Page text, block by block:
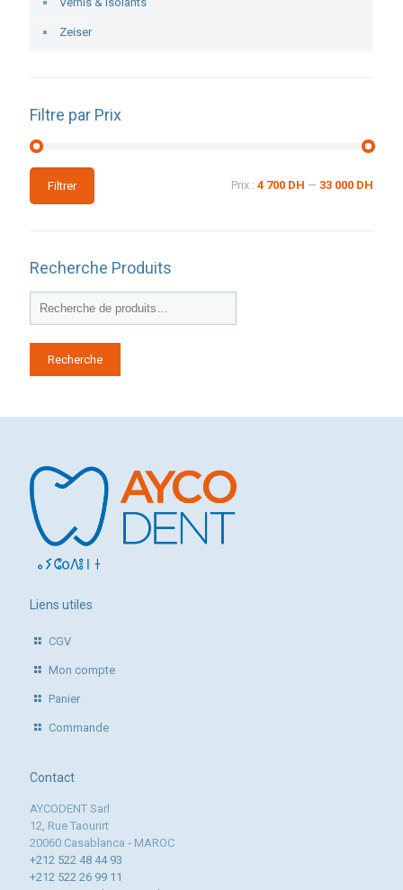
Zeiser
Filtre par Prix
Prix
min
Prix
maxFiltrer Prix : 4 700 DH — 33 000 DH
Recherche Produits
Recherche
Liens utiles
CGV
Mon compte
Panier
Commande
Contact
AYCODENT Sarl
12, Rue Taourirt
20060 Casablanca - MAROC
+212 522 48 44 93
+212 522 26 99 11